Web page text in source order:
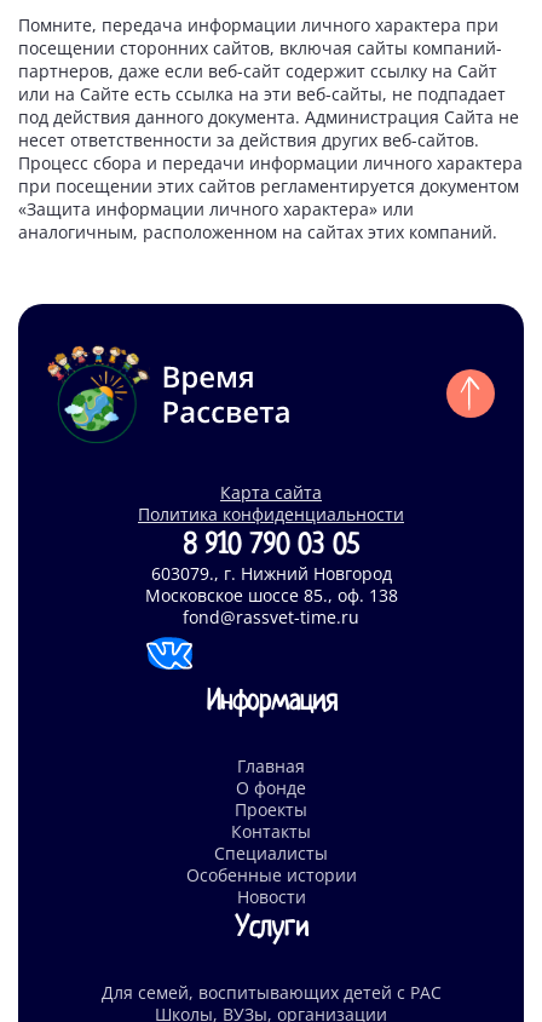
Помните, передача информации личного характера при
посещении сторонних сайтов, включая сайты компаний-
партнеров, даже если веб-сайт содержит ссылку на Сайт
или на Сайте есть ссылка на эти веб-сайты, не подпадает
под действия данного документа. Администрация Сайта не
несет ответственности за действия других веб-сайтов.
Процесс сбора и передачи информации личного характера
при посещении этих сайтов регламентируется документом
«Защита информации личного характера» или
аналогичным, расположенном на сайтах этих компаний.
Карта сайта
Политика конфиденциальности
8 910 790 03 05
603079., г. Нижний Новгород
Московское шоссе 85., оф. 138
fond@rassvet-time.ru
Информация
Главная
О фонде
Проекты
Контакты
Специалисты
Особенные истории
Новости
Услуги
Для семей, воспитывающих детей с РАС
Школы, ВУЗы, организации